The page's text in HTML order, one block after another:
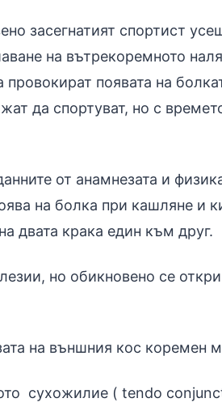
засегнатият спортист
на вътрекоремното
появата на
да спортуват, но с
от анамнезата и
на болка при кашляне и
двата крака един към друг.
но обикновено се
на външния кос коремен
сухожилие ( tendo